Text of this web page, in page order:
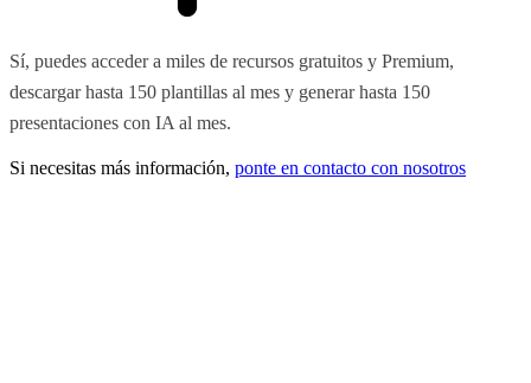
Sí, puedes acceder a miles de recursos gratuitos y Premium,
descargar hasta 150 plantillas al mes y generar hasta 150
presentaciones con IA al mes.
Si necesitas más información, ponte en contacto con nosotros